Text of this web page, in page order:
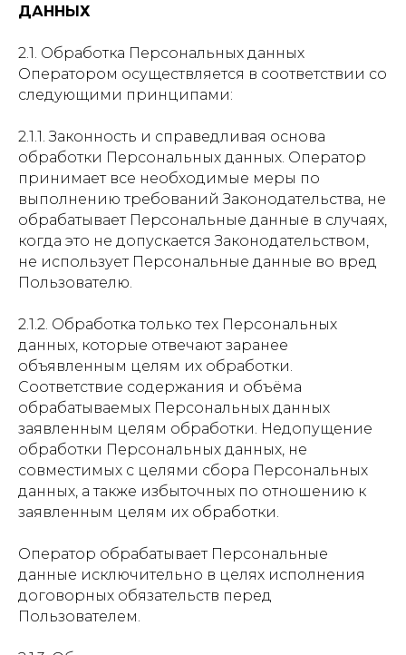
ДАННЫХ
2.1. Обработка Персональных данных
Оператором осуществляется в соответствии со
следующими принципами:
2.1.1. Законность и справедливая основа
обработки Персональных данных. Оператор
принимает все необходимые меры по
выполнению требований Законодательства, не
обрабатывает Персональные данные в случаях,
когда это не допускается Законодательством,
не использует Персональные данные во вред
Пользователю.
2.1.2. Обработка только тех Персональных
данных, которые отвечают заранее
объявленным целям их обработки.
Соответствие содержания и объёма
обрабатываемых Персональных данных
заявленным целям обработки. Недопущение
обработки Персональных данных, не
совместимых с целями сбора Персональных
данных, а также избыточных по отношению к
заявленным целям их обработки.
Оператор обрабатывает Персональные
данные исключительно в целях исполнения
договорных обязательств перед
Пользователем.